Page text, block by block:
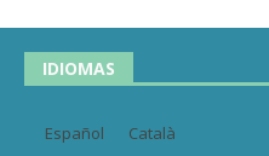
IDIOMAS
Español Català